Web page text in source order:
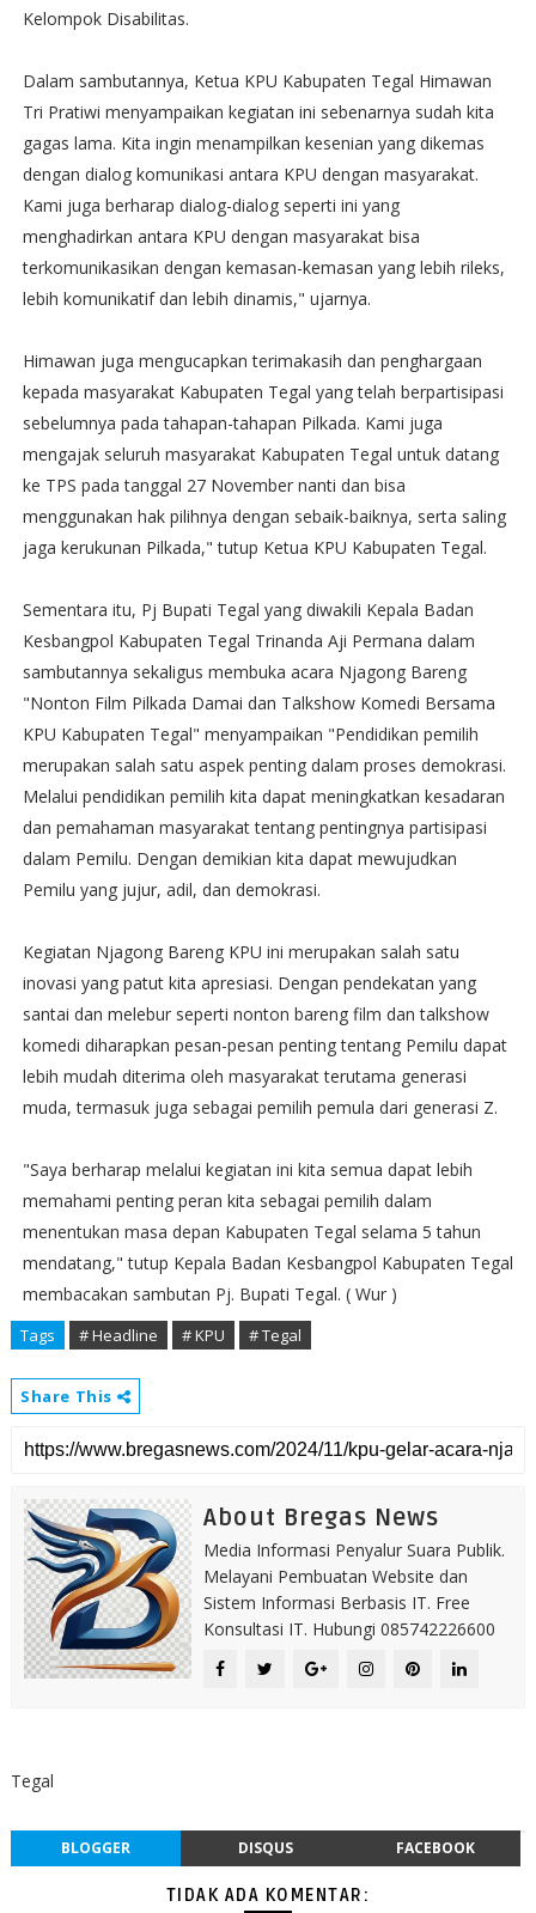
Kelompok Disabilitas.
Dalam sambutannya, Ketua KPU Kabupaten Tegal Himawan
Tri Pratiwi menyampaikan kegiatan ini sebenarnya sudah kita
gagas lama. Kita ingin menampilkan kesenian yang dikemas
dengan dialog komunikasi antara KPU dengan masyarakat.
Kami juga berharap dialog-dialog seperti ini yang
menghadirkan antara KPU dengan masyarakat bisa
terkomunikasikan dengan kemasan-kemasan yang lebih rileks,
lebih komunikatif dan lebih dinamis," ujarnya.
Himawan juga mengucapkan terimakasih dan penghargaan
kepada masyarakat Kabupaten Tegal yang telah berpartisipasi
sebelumnya pada tahapan-tahapan Pilkada. Kami juga
mengajak seluruh masyarakat Kabupaten Tegal untuk datang
ke TPS pada tanggal 27 November nanti dan bisa
menggunakan hak pilihnya dengan sebaik-baiknya, serta saling
jaga kerukunan Pilkada," tutup Ketua KPU Kabupaten Tegal.
Sementara itu, Pj Bupati Tegal yang diwakili Kepala Badan
Kesbangpol Kabupaten Tegal Trinanda Aji Permana dalam
sambutannya sekaligus membuka acara Njagong Bareng
"Nonton Film Pilkada Damai dan Talkshow Komedi Bersama
KPU Kabupaten Tegal" menyampaikan "Pendidikan pemilih
merupakan salah satu aspek penting dalam proses demokrasi.
Melalui pendidikan pemilih kita dapat meningkatkan kesadaran
dan pemahaman masyarakat tentang pentingnya partisipasi
dalam Pemilu. Dengan demikian kita dapat mewujudkan
Pemilu yang jujur, adil, dan demokrasi.
Kegiatan Njagong Bareng KPU ini merupakan salah satu
inovasi yang patut kita apresiasi. Dengan pendekatan yang
santai dan melebur seperti nonton bareng film dan talkshow
komedi diharapkan pesan-pesan penting tentang Pemilu dapat
lebih mudah diterima oleh masyarakat terutama generasi
muda, termasuk juga sebagai pemilih pemula dari generasi Z.
"Saya berharap melalui kegiatan ini kita semua dapat lebih
memahami penting peran kita sebagai pemilih dalam
menentukan masa depan Kabupaten Tegal selama 5 tahun
mendatang," tutup Kepala Badan Kesbangpol Kabupaten Tegal
membacakan sambutan Pj. Bupati Tegal. ( Wur )
Tags # Headline # KPU # Tegal
Share This
About Bregas News
Media Informasi Penyalur Suara Publik.
Melayani Pembuatan Website dan
Sistem Informasi Berbasis IT. Free
Konsultasi IT. Hubungi 085742226600
Tegal
BLOGGER DISQUS FACEBOOK
TIDAK ADA KOMENTAR: